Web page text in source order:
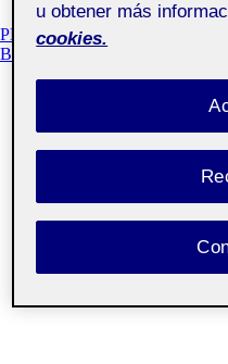
PEC 3.2. DESARROLLO
BÁSICAS
u obtener más
cookies.